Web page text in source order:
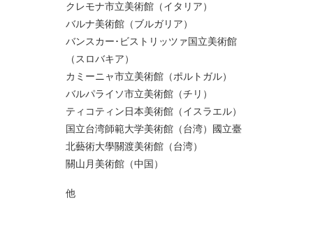
クレモナ市立美術館（イタリア）
バルナ美術館（ブルガリア）
バンスカー･ビストリッツァ国立美術館
（スロバキア）
カミーニャ市立美術館（ポルトガル）
バルパライソ市立美術館（チリ）
ティコティン日本美術館（イスラエル）
国立台湾師範大学美術館（台湾）國立臺
北藝術大學關渡美術館（台湾）
關山月美術館（中国）
他